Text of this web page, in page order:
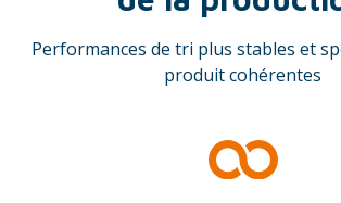
Performances de tri plus stables et
produit cohérentes